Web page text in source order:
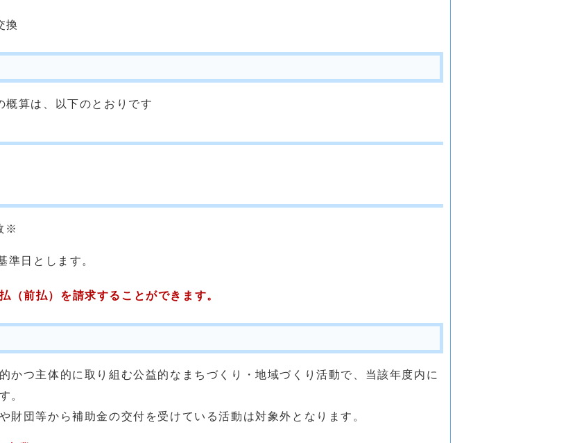
換
算は、以下のとおりです
※
日とします。
（前払）を請求することができます。
つ主体的に取り組む公益的なまちづくり・地域づくり活動で、当該年度内に
。
団等から補助金の交付を受けている活動は対象外となります。